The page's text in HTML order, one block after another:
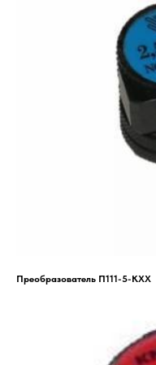
Преобразователь П111-5-КХХ